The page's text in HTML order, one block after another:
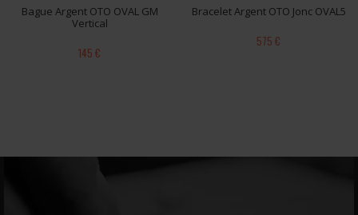
Bague Argent OTO OVAL GM
Vertical
145 €
Bracelet Argent OTO Jonc OVAL5
575 €